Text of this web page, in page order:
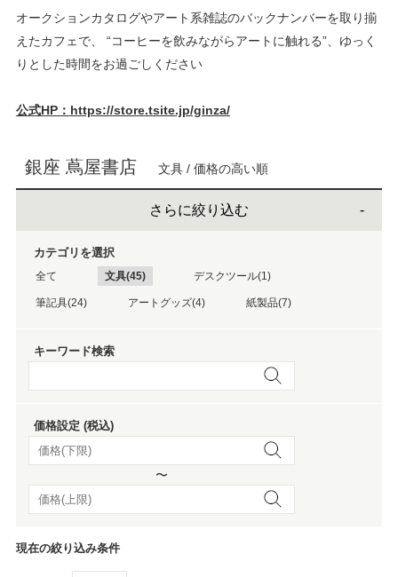
オークションカタログやアート系雑誌のバックナンバーを取り揃
えたカフェで、
“コーヒーを飲みながらアートに触れる”、ゆっく
りとした時間をお過ごしください
公式HP：https://store.tsite.jp/ginza/
銀座 蔦屋書店 文具 / 価格の高い順
さらに絞り込む
カテゴリを選択
全て 文具(45) デスクツール(1)
筆記具(24) アートグッズ(4) 紙製品(7)
キーワード検索
価格設定 (税込)
〜
現在の絞り込み条件